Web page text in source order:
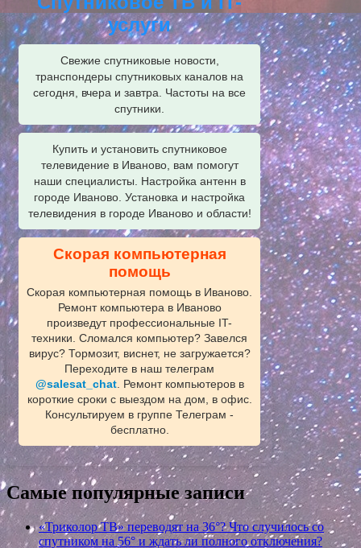
услуги
Свежие спутниковые новости,
транспондеры спутниковых каналов на
сегодня, вчера и завтра. Частоты на все
спутники.
Купить и установить спутниковое
телевидение в Иваново, вам помогут
наши специалисты. Настройка антенн в
городе Иваново. Установка и настройка
телевидения в городе Иваново и области!
Скорая компьютерная
помощь
Скорая компьютерная помощь в Иваново.
Ремонт компьютера в Иваново
произведут профессиональные IT-
техники. Сломался компьютер? Завелся
вирус? Тормозит, виснет, не загружается?
Переходите в наш телеграм
@salesat_chat. Ремонт компьютеров в
короткие сроки с выездом на дом, в офис.
Консультируем в группе Телеграм -
бесплатно.
Самые популярные записи
«Триколор ТВ» переводят на 36°? Что случилось со
спутником на 56° и ждать ли полного отключения?